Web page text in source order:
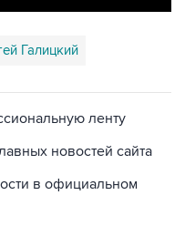
Галицкий
ленту
новостей сайта
в официальном